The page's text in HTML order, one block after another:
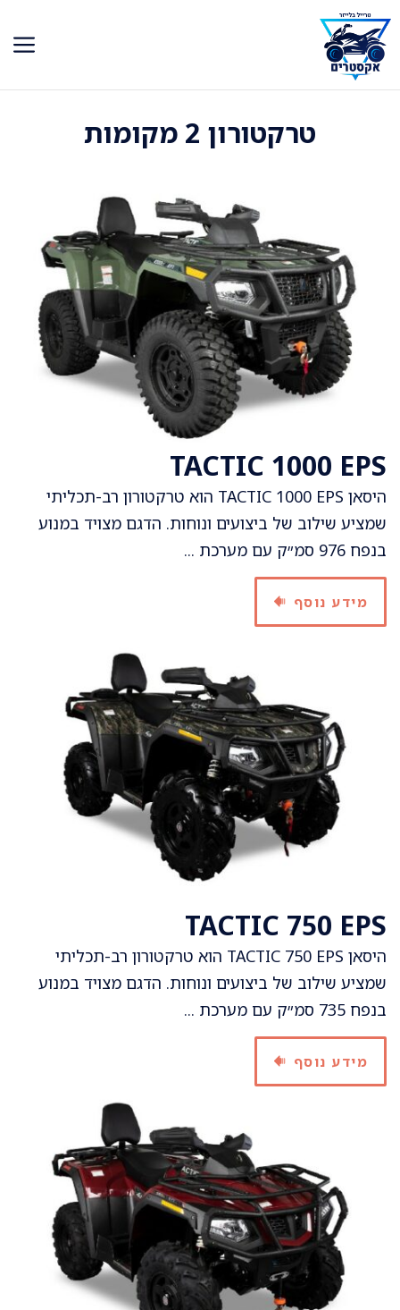
לדלג
לתוכן
טרקטורון 2 מקומות
TACTIC 1000 EPS
היסאן TACTIC 1000 EPS הוא טרקטורון רב-תכליתי
שמציע שילוב של ביצועים ונוחות. הדגם מצויד במנוע
בנפח 976 סמ״ק עם מערכת ...
מידע נוסף
TACTIC 750 EPS
היסאן TACTIC 750 EPS הוא טרקטורון רב-תכליתי
שמציע שילוב של ביצועים ונוחות. הדגם מצויד במנוע
בנפח 735 סמ״ק עם מערכת ...
מידע נוסף